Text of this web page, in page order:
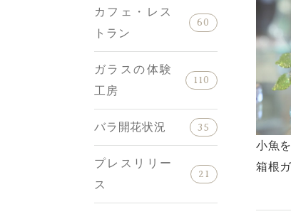
カフェ・レス
トラン
60
ガラスの体験
工房
110
バラ開花状況 35
プレスリリー
ス
21
小魚
箱根